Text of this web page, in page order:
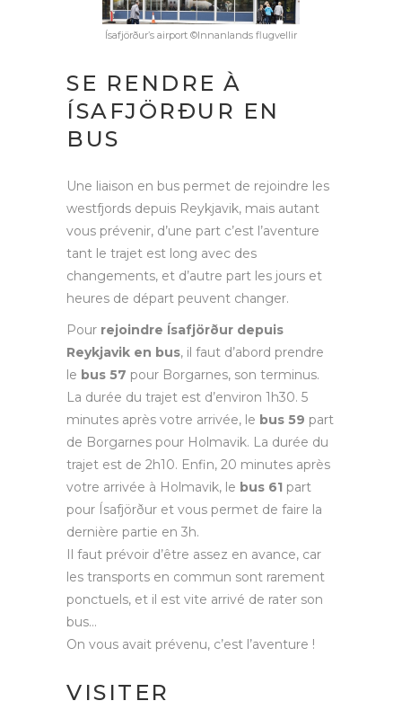
Ísafjörður’s airport ©Innanlands flugvellir
SE RENDRE À
ÍSAFJÖRÐUR EN
BUS
Une liaison en bus permet de rejoindre les
westfjords depuis Reykjavik, mais autant
vous prévenir, d’une part c’est l’aventure
tant le trajet est long avec des
changements, et d’autre part les jours et
heures de départ peuvent changer.
Pour rejoindre Ísafjörður depuis
Reykjavik en bus, il faut d’abord prendre
le bus 57 pour Borgarnes, son terminus.
La durée du trajet est d’environ 1h30. 5
minutes après votre arrivée, le bus 59 part
de Borgarnes pour Holmavik. La durée du
trajet est de 2h10. Enfin, 20 minutes après
votre arrivée à Holmavik, le bus 61 part
pour Ísafjörður et vous permet de faire la
dernière partie en 3h.
Il faut prévoir d’être assez en avance, car
les transports en commun sont rarement
ponctuels, et il est vite arrivé de rater son
bus…
On vous avait prévenu, c’est l’aventure !
VISITER